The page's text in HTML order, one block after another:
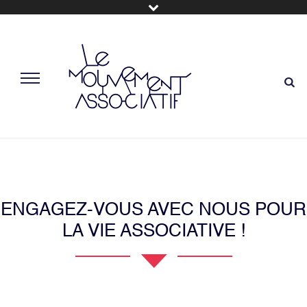
ENGAGEZ-VOUS AVEC NOUS POUR
LA VIE ASSOCIATIVE !